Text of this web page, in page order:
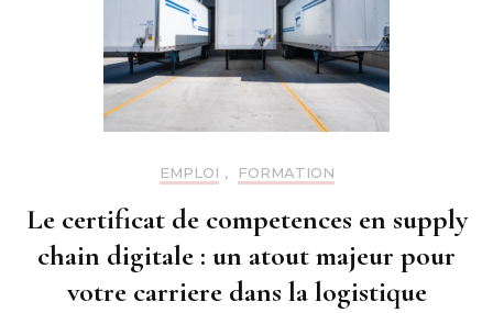
EMPLOI , FORMATION
Le certificat de competences en supply
chain digitale : un atout majeur pour
votre carriere dans la logistique